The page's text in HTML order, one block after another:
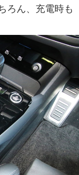
ろん、充電時も